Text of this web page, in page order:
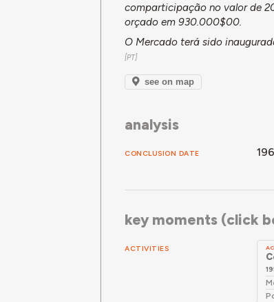
comparticipação no valor de
orçado em 930.000$00.
O Mercado terá sido
see on map
analysis
CONCLUSION DATE
key moments (click
ACTIVITIES